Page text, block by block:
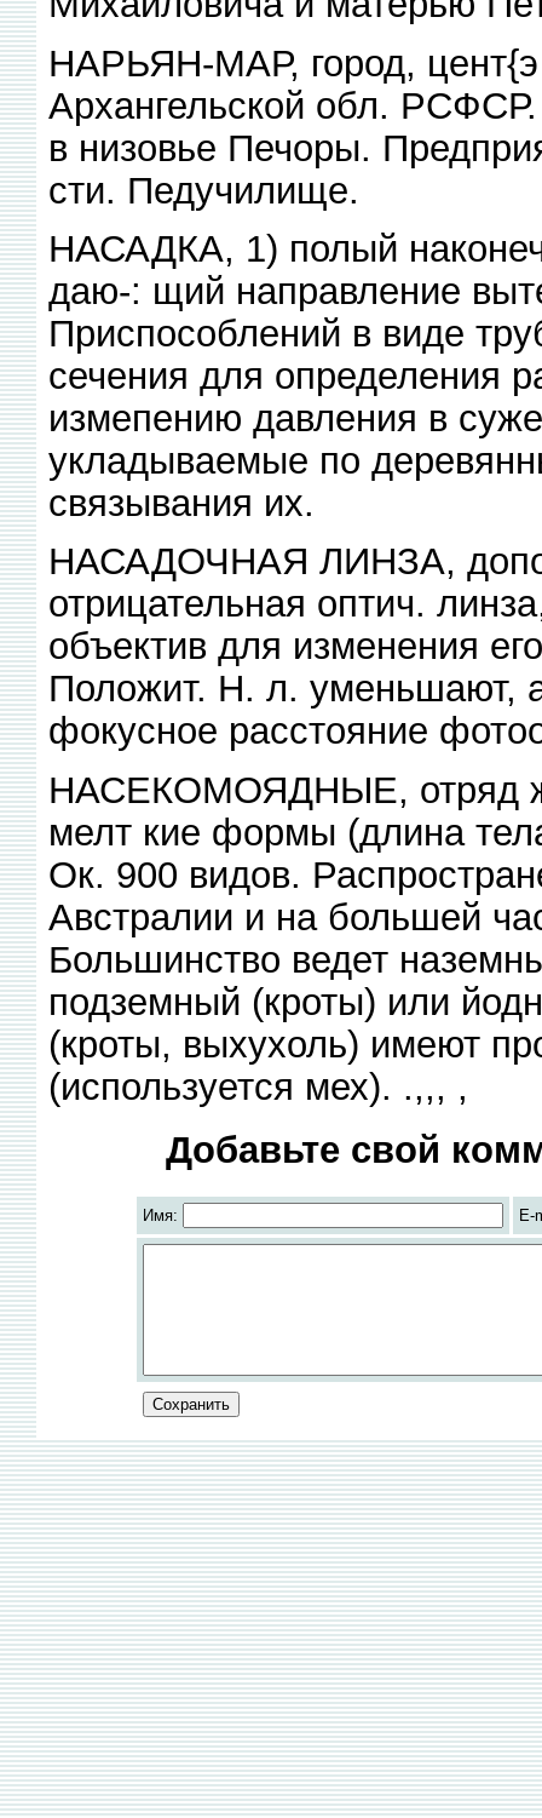
НАРЬЯН-МАР, город, цент{э
Архангельской обл.
в низовье Печоры.
сти. Педучилище.
НАСАДКА, 1) полый
даю-: щий направление
Приспособлений в виде
сечения для определения
измепению давления в
укладываемые по
связывания их.
НАСАДОЧНАЯ ЛИНЗА,
отрицательная оптич.
объектив для изменения
Положит. Н. л. уменьшают,
фокусное расстояние
НАСЕКОМОЯДНЫЕ, отряд
мелт кие формы (длина
Ок. 900 видов.
Австралии и на большей
Большинство ведет
подземный (кроты) или
(кроты, выхухоль) имеют
(используется мех). .,,, ,
Добавьте свой
Имя: E-